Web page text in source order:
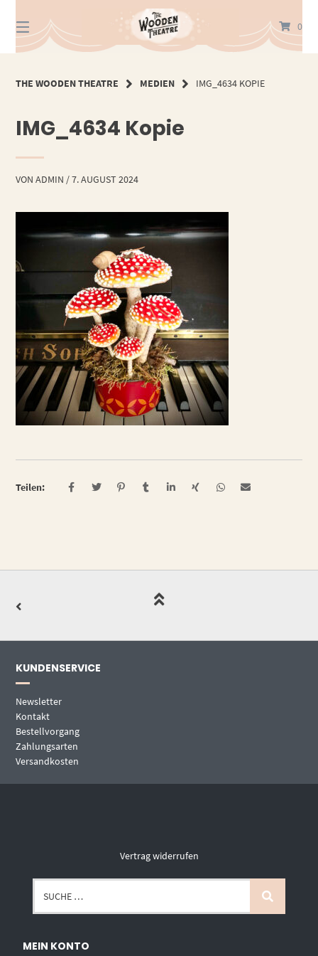
zum
Inhalt
0
THE WOODEN THEATRE MEDIEN IMG_4634 KOPIE
IMG_4634 Kopie
VONADMIN /7. AUGUST 2024
Teilen:
KUNDENSERVICE
Newsletter
Kontakt
Bestellvorgang
Zahlungsarten
Versandkosten
Vertrag widerrufen
MEIN KONTO